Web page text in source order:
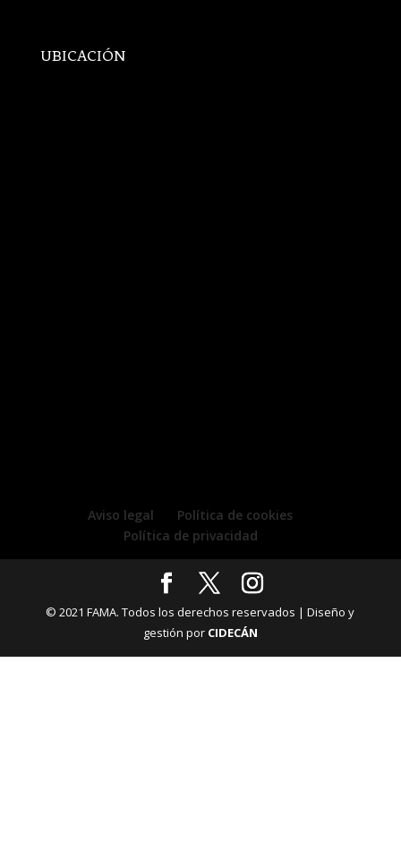
UBICACIÓN
Aviso legal
Política de cookies
Política de privacidad
© 2021 FAMA. Todos los derechos reservados | Diseño y
gestión por CIDECÁN